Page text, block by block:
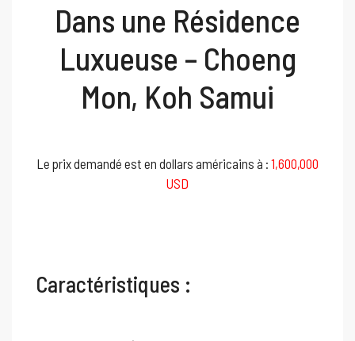
Dans une Résidence
Luxueuse – Choeng
Mon, Koh Samui
Le prix demandé est en dollars américains à : 1,600,000
USD
Caractéristiques :